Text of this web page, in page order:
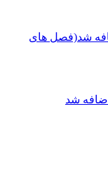
اضافه شد(فصل های